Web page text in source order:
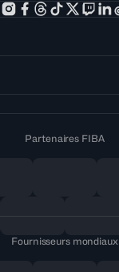
Partenaires FIBA
Fournisseurs mondiaux